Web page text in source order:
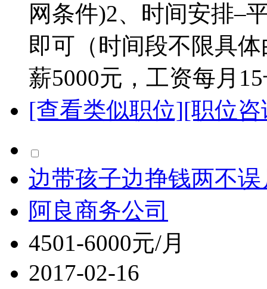
网条件)2、时间安排–
即可（时间段不限具
薪5000元，工资每月
[查看类似职位][职位
边带孩子边挣钱两不误
阿良商务公司
4501-6000元/月
2017-02-16